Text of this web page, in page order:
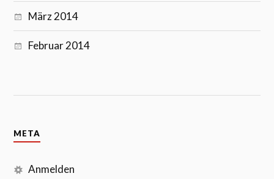
März 2014
Februar 2014
META
Anmelden